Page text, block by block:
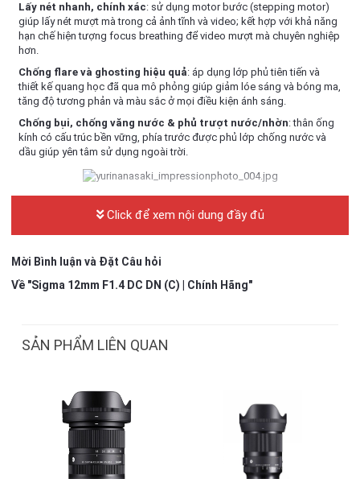
Lấy nét nhanh, chính xác: sử dụng motor bước (stepping motor)
giúp lấy nét mượt mà trong cả ảnh tĩnh và video; kết hợp với khả năng
hạn chế hiện tượng focus breathing để video mượt mà chuyên nghiệp
hơn.
Chống flare và ghosting hiệu quả: áp dụng lớp phủ tiên tiến và
thiết kế quang học đã qua mô phỏng giúp giảm lóe sáng và bóng ma,
tăng độ tương phản và màu sắc ở mọi điều kiện ánh sáng.
Chống bụi, chống văng nước & phủ trượt nước/nhờn: thân ống
kính có cấu trúc bền vững, phía trước được phủ lớp chống nước và
dầu giúp yên tâm sử dụng ngoài trời.
Chụp thiên văn & phong cảnh ấn tượng
khi chụp phong cảnh rộng lớn hoặc trong không gian hẹp.
Click để xem nội dung đầy đủ
Mời Bình luận và Đặt Câu hỏi
Về "Sigma 12mm F1.4 DC DN (C) | Chính Hãng"
SẢN PHẨM LIÊN QUAN